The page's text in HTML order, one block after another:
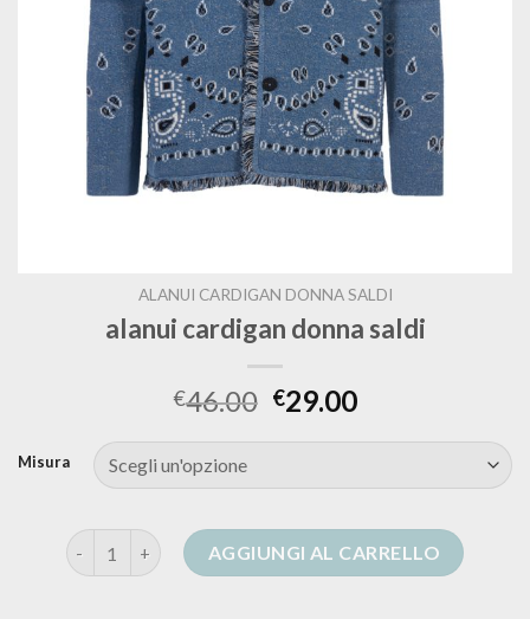
ALANUI CARDIGAN DONNA SALDI
alanui cardigan donna saldi
€46.00 €29.00
Misura
alanui cardigan donna saldi quantità
AGGIUNGI AL CARRELLO